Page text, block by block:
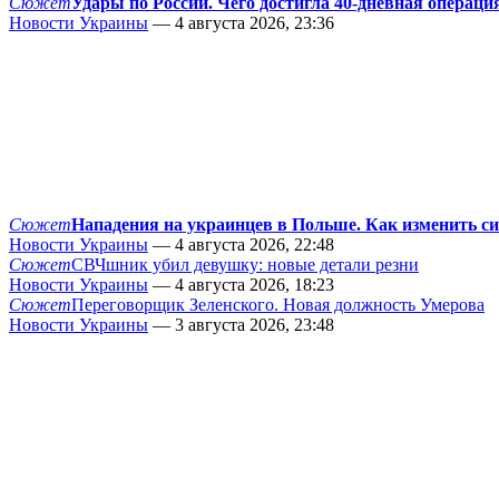
Новости Украины — 4 августа 2026, 23:36
СюжетНападения на украинцев в Польше. Как изменить
Новости Украины — 4 августа 2026, 22:48
СюжетСВЧшник убил девушку: новые детали резни
Новости Украины — 4 августа 2026, 18:23
СюжетПереговорщик Зеленского. Новая должность Умерова
Новости Украины — 3 августа 2026, 23:48